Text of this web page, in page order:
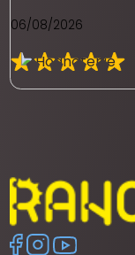
06/08/2026